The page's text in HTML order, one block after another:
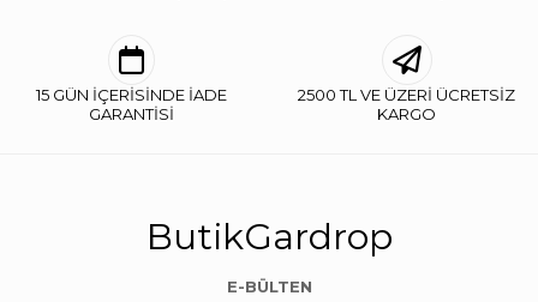
15 GÜN İÇERİSİNDE İADE
GARANTİSİ
2500 TL VE ÜZERİ ÜCRETSİZ
KARGO
ButikGardrop
E-BÜLTEN